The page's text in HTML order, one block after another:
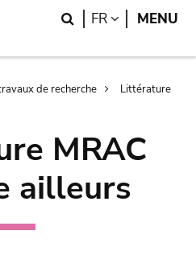
Search
FR LANGUAGE
MENU
de recherche
Littérature
MRAC
ailleurs